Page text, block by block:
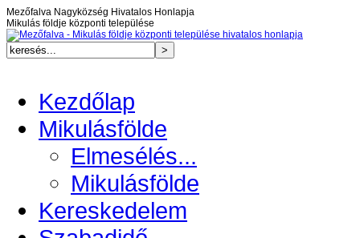
Mezőfalva Nagyközség Hivatalos Honlapja
Mikulás földje központi települése
Kezdőlap
Mikulásfölde
Elmesélés...
Mikulásfölde
Kereskedelem